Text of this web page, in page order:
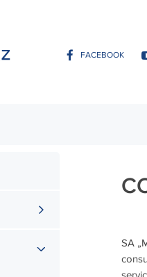
FACEBOOK
SA